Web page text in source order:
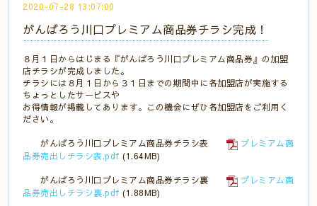
2020-07-28 13:07:00
がんばろう川口プレミアム商品券チラシ完成！
８月１日からはじまる『がんばろう川口プレミアム商品券』の加盟
店チラシが完成しました。
チラシには８月１日から３１日までの期間中に各加盟店が実施する
ちょっとしたサービスや
お得情報が掲載してあります。この機会にぜひ各加盟店をご利用く
ださい。
がんばろう川口プレミアム商品券チラシ表
プレミアム商
品券売出しチラシ表.pdf (1.64MB)
がんばろう川口プレミアム商品券チラシ裏
プレミアム商
品券売出しチラシ裏.pdf (1.88MB)